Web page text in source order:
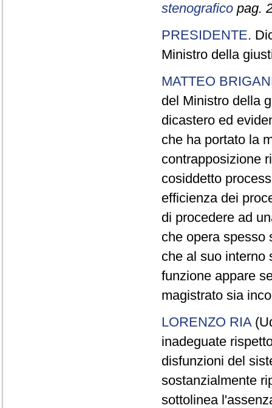
stenografico pag.
PRESIDENTE.
Ministro della
MATTEO
del Ministro della
dicastero ed
che ha portato la
contrapposizione
cosiddetto
efficienza dei
di procedere ad
che opera spesso
che al suo interno
funzione appare
magistrato sia
LORENZO RIA
inadeguate
disfunzioni del
sostanzialmente
sottolinea